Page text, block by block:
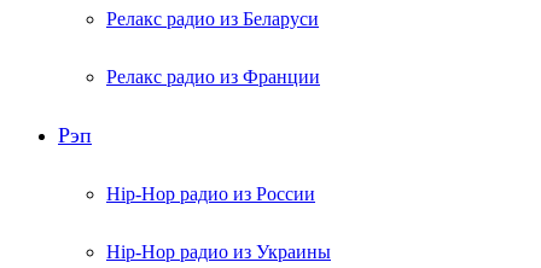
Релакс радио из Беларуси
Релакс радио из Франции
Рэп
Hip-Hop радио из России
Hip-Hop радио из Украины